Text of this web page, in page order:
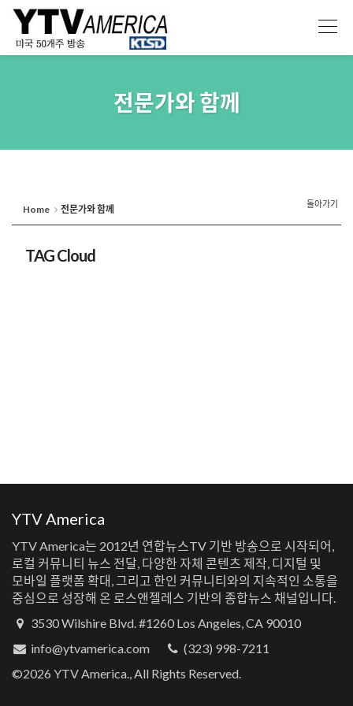
전문가와 함께
Home 전문가와 함께 돌아가기
TAG Cloud
YTV America
YTV America는 2012년 연합뉴스TV 기반 방송으로 시작되어,
로컬 커뮤니티 뉴스 전달, 다양한 자체 콘텐츠 제작, 디지털 및
모바일 플랫폼 확대, 그리고 한인 커뮤니티와의 지속적인 소통을
중심으로 성장해 온 로스앤젤레스 기반의 종합뉴스 채널입니다.
3530 Wilshire Blvd. #1260 Los Angeles, CA 90010
info@ytvamerica.com
(323) 998-7211
©2026 YTV America., All Rights Reserved.